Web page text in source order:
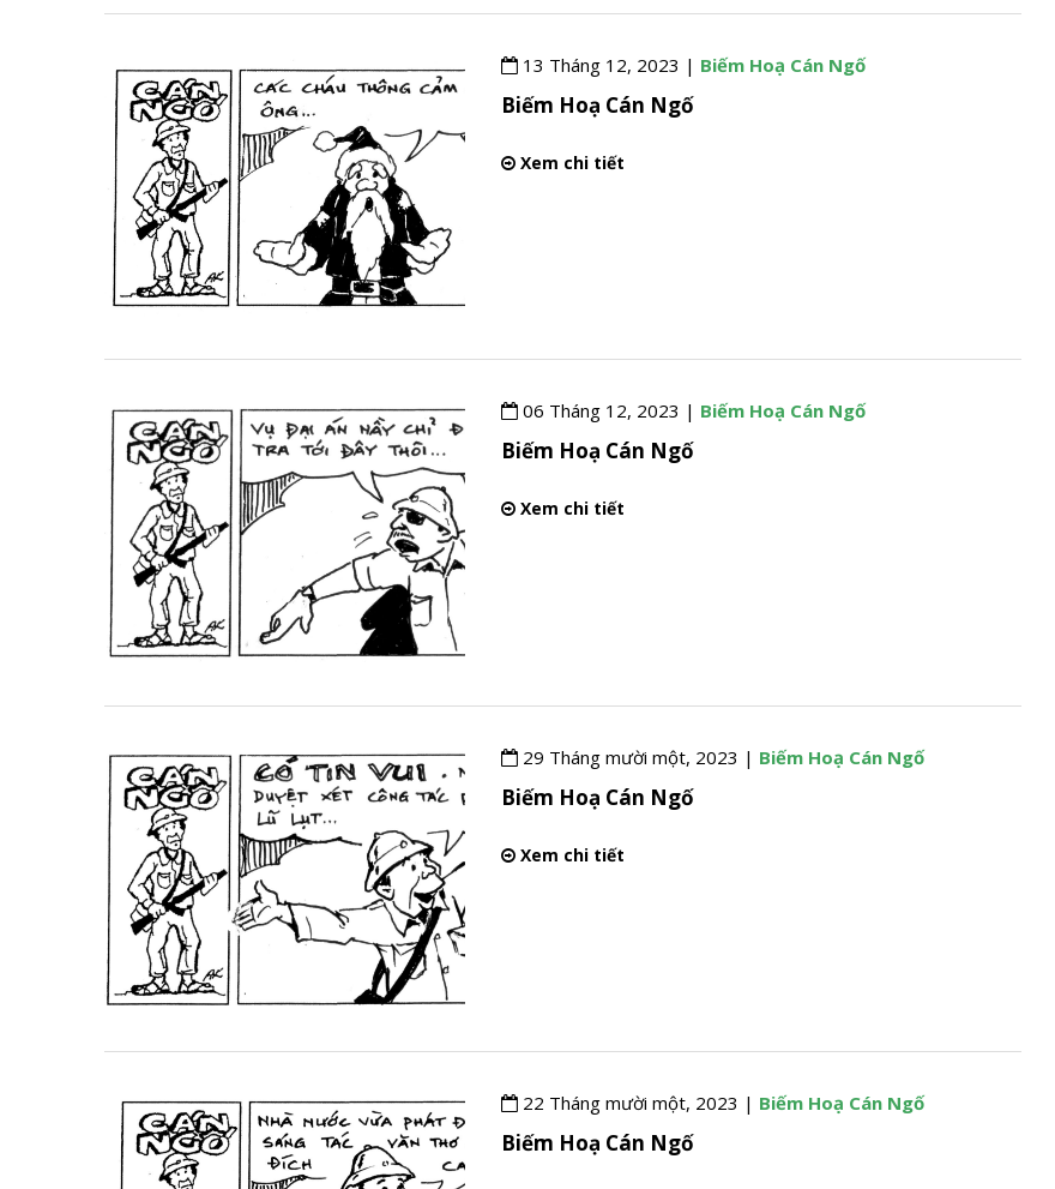
13 Tháng 12, 2023 | Biếm Hoạ Cán Ngố
Biếm Hoạ Cán Ngố
Xem chi tiết
06 Tháng 12, 2023 | Biếm Hoạ Cán Ngố
Biếm Hoạ Cán Ngố
Xem chi tiết
29 Tháng mười một, 2023 | Biếm Hoạ Cán Ngố
Biếm Hoạ Cán Ngố
Xem chi tiết
22 Tháng mười một, 2023 | Biếm Hoạ Cán Ngố
Biếm Hoạ Cán Ngố